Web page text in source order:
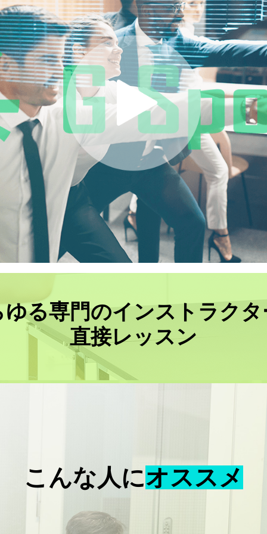
ゆる専門のインストラクタ
直接レッスン
こんな人にオススメ